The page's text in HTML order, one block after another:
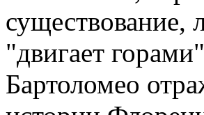
существование,
"двигает
Бартоломео